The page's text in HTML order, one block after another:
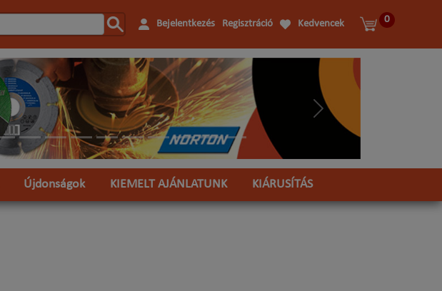
Bejelentkezés Regisztráció Kedvencek 0
Következő
Újdonságok KIEMELT AJÁNLATUNK KIÁRUSÍTÁS